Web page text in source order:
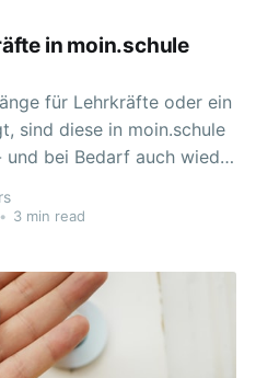
in moin.schule
für Lehrkräfte oder ein
sind diese in moin.schule
bei Bedarf auch wieder
übertragen. Als
• 3 min read